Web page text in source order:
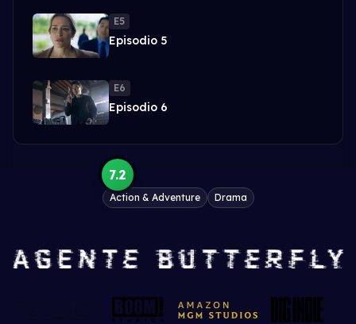
E5
Episodio 5
E6
Episodio 6
7.2
Action & Adventure Drama